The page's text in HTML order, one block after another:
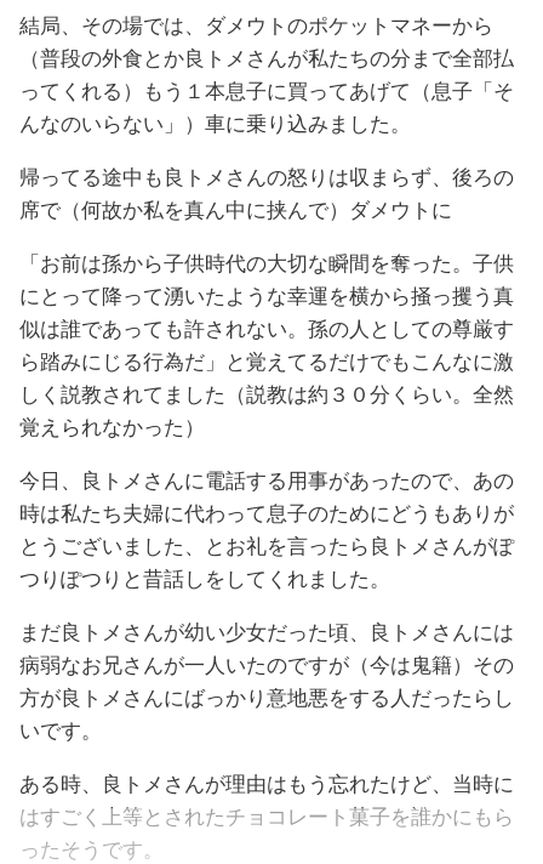
結局、その場では、ダメウトのポケットマネーから
（普段の外食とか良トメさんが私たちの分まで全部払
ってくれる）もう１本息子に買ってあげて（息子「そ
んなのいらない」）車に乗り込みました。
帰ってる途中も良トメさんの怒りは収まらず、後ろの
席で（何故か私を真ん中に挟んで）ダメウトに
「お前は孫から子供時代の大切な瞬間を奪った。子供
にとって降って湧いたような幸運を横から掻っ攫う真
似は誰であっても許されない。孫の人としての尊厳す
ら踏みにじる行為だ」と覚えてるだけでもこんなに激
しく説教されてました（説教は約３０分くらい。全然
覚えられなかった）
今日、良トメさんに電話する用事があったので、あの
時は私たち夫婦に代わって息子のためにどうもありが
とうございました、とお礼を言ったら良トメさんがぽ
つりぽつりと昔話しをしてくれました。
まだ良トメさんが幼い少女だった頃、良トメさんには
病弱なお兄さんが一人いたのですが（今は鬼籍）その
方が良トメさんにばっかり意地悪をする人だったらし
いです。
ある時、良トメさんが理由はもう忘れたけど、当時に
はすごく上等とされたチョコレート菓子を誰かにもら
ったそうです。